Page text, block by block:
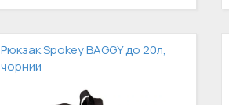
Рюкзак Spokey BAGGY до 20л,
чорний